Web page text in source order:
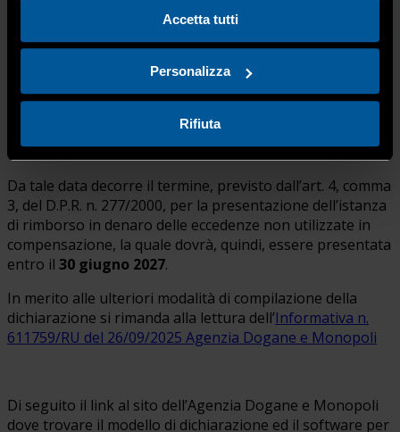
Accetta tutti
Personalizza
Rifiuta
Si rammenta che, per effetto delle modifiche introdotte
riferimento ai consumi relativi al secondo trimestre
dell’anno 2025,potranno essere utilizzati in
compensazione entro il 31 dicembre 2026
Da tale data decorre il termine, previsto dall’art. 4, comma
3, del D.P.R. n. 277/2000, per la presentazione dell’istanza
di rimborso in denaro delle eccedenze non utilizzate in
compensazione, la quale dovrà, quindi, essere presentata
entro il 30 giugno 2027.
In merito alle ulteriori modalità di compilazione della
dichiarazione si rimanda alla lettura dell’Informativa n.
611759/RU del 26/09/2025 Agenzia Dogane e Monopoli
Di seguito il link al sito dell’Agenzia Dogane e Monopoli
dove trovare il modello di dichiarazione ed il software per